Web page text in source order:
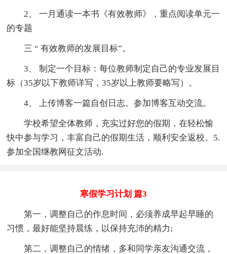
2、 一月通读一本书《有效教师》，重点阅读单元一
的专题
三 “ 有效教师的发展目标”。
3、 制定一个目标：每位教师制定自己的专业发展目
标（35岁以下教师详写，35岁以上教师要略写）。
4、 上传博客一篇自创日志。参加博客互动交流。
学校希望全体教师，充实过好您的假期，在轻松愉
快中参与学习，丰富自己的假期生活，顺利安全返校。5.
参加全国继教网征文活动.
寒假学习计划 篇3
第一，调整自己的作息时间，必须养成早起早睡的
习惯，最好能坚持晨练，以保持充沛的精力;
第二，调整自己的情绪，多和同学亲友沟通交流，